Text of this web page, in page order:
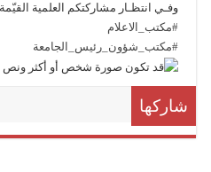
وفـي انتظـار مشاركتكم العلمية
#مكتب_الاعلام
#مكتب_شؤون_رئيس_الجامعة
شاركها